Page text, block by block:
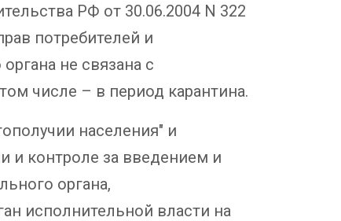
РФ от 30.06.2004 N 322
потребителей и
не связана с
числе – в период карантина.
населения" и
и контроле за введением и
органа,
исполнительной власти на